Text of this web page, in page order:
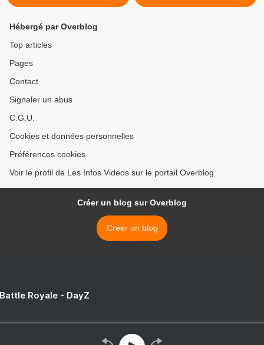
Hébergé par Overblog
Top articles
Pages
Contact
Signaler un abus
C.G.U.
Cookies et données personnelles
Préférences cookies
Voir le profil de Les Infos Videos sur le portail Overblog
Créer un blog sur Overblog
Créer un blog
Royale - DayZ